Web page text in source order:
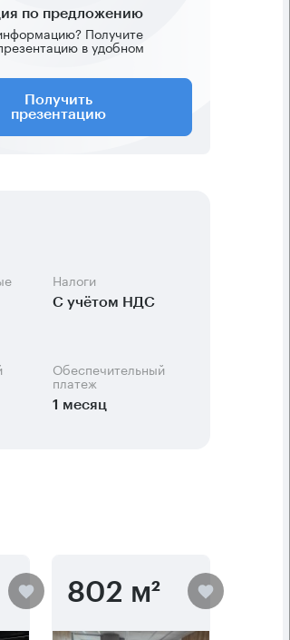
по предложению
Получите
в удобном
Получить
презентацию
Налоги
С учётом НДС
Обеспечительный
платеж
1 месяц
802 м²